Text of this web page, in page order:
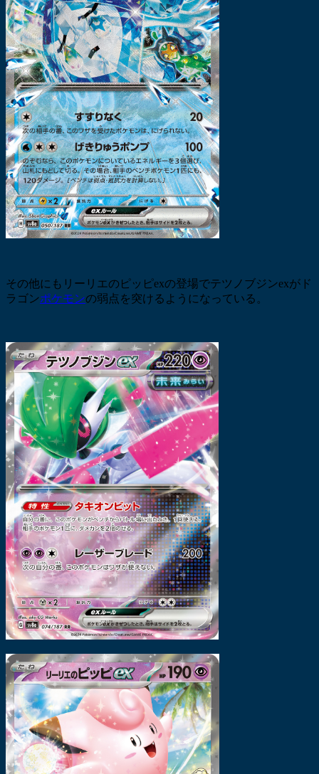
その他にもリーリエのピッピexの登場でテツノブジンexがド
ラゴンポケモンの弱点を突けるようになっている。